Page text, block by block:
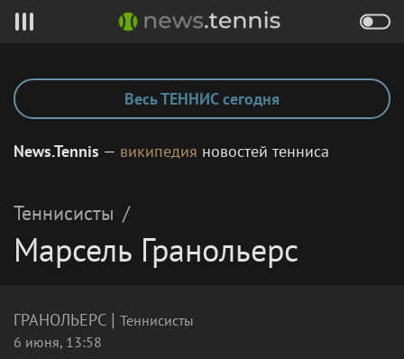
Весь ТЕННИС сегодня
News.Tennis — википедия новостей тенниса
Теннисисты /
Марсель Гранольерс
ГРАНОЛЬЕРС | Теннисисты
6 июня, 13:58